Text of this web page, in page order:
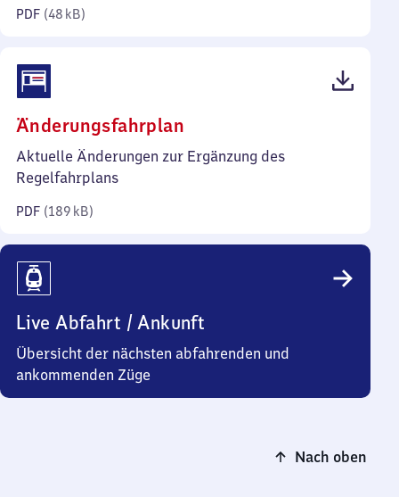
PDF (48 kB)
Änderungsfahrplan
189
Aktuelle Änderungen zur Ergänzung des
Regelfahrplans
PDF (189 kB)
Live Abfahrt / Ankunft
Übersicht der nächsten abfahrenden und
ankommenden Züge
Nach oben